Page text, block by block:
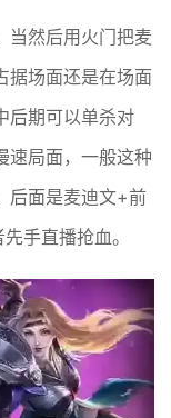
当然后用火门把麦
据场面还是在场面
后期可以单杀对
速局面，一般这种
后面是麦迪文+前
手直播抢血。